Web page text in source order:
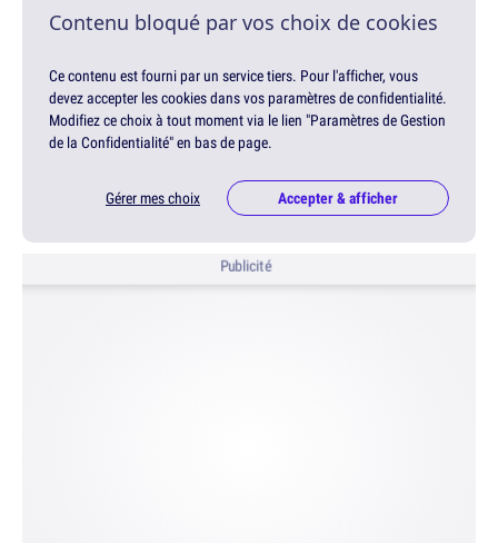
Contenu bloqué par vos choix de cookies
Ce contenu est fourni par un service tiers. Pour l'afficher, vous
devez accepter les cookies dans vos paramètres de confidentialité.
Modifiez ce choix à tout moment via le lien "Paramètres de Gestion
de la Confidentialité" en bas de page.
Gérer mes choix Accepter & afficher
Publicité